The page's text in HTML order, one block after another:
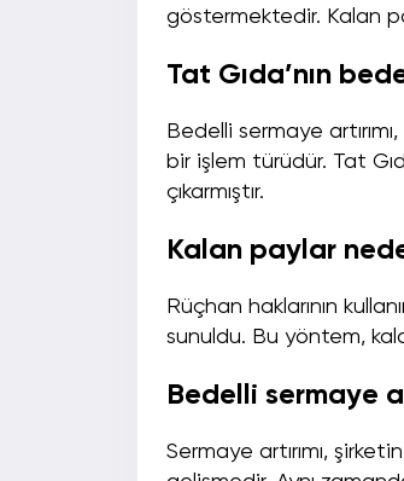
göstermektedir. Kalan
Tat Gıda’nın
Bedelli sermaye
bir işlem türüdür. Tat
çıkarmıştır.
Kalan paylar
Rüçhan haklarının
sunuldu. Bu yöntem,
Bedelli sermaye
Sermaye artırımı,